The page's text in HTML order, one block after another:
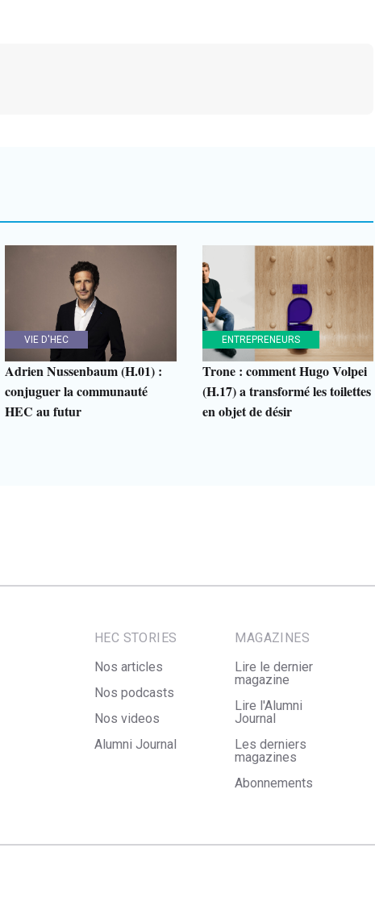
VIE D'HEC
Adrien Nussenbaum (H.01) :
conjuguer la communauté
HEC au futur
ENTREPRENEURS
Trone : comment Hugo Volpei
(H.17) a transformé les toilettes
en objet de désir
HEC STORIES
Nos articles
Nos podcasts
Nos videos
Alumni Journal
MAGAZINES
Lire le dernier
magazine
Lire l'Alumni
Journal
Les derniers
magazines
Abonnements